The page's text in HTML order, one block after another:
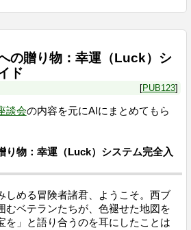
の贈り物：幸運（Luck）シ
ド
PUB123
談会の内容を元にAIにまとめてもら
り物：幸運（Luck）システム完全入
しめる冒険者諸君、ようこそ。西ブ
むベテランたちが、色褪せた地図を
を」と語り合うのを耳にしたことは